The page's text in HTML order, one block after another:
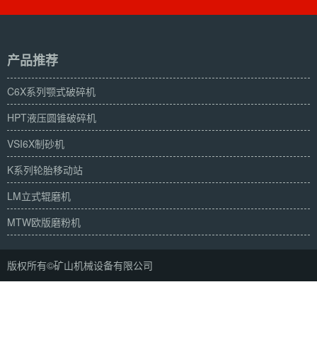
产品推荐
C6X系列颚式破碎机
HPT液压圆锥破碎机
VSI6X制砂机
K系列轮胎移动站
LM立式辊磨机
MTW欧版磨粉机
版权所有©矿山机械设备有限公司